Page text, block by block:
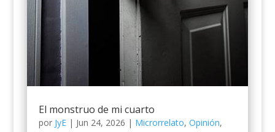
El monstruo de mi cuarto
por JyE| Jun 24, 2026 | Microrrelato, Opinión,